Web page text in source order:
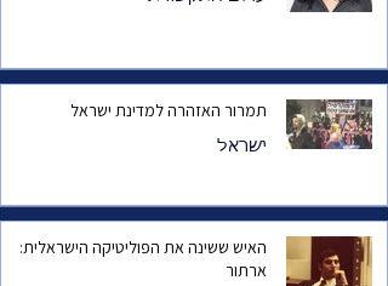
תמרור האזהרה למדינת ישראל
ישראל
האיש ששינה את הפוליטיקה הישראלית:
ארתור